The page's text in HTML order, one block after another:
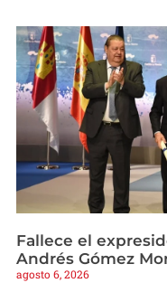
Fallece el
Andrés Gómez
agosto 6, 2026